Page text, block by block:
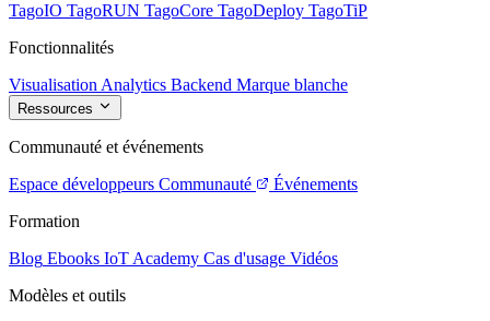
TagoIO TagoRUN TagoCore TagoDeploy TagoTiP
Fonctionnalités
Visualisation Analytics Backend Marque blanche
Ressources
Communauté et événements
Espace développeurs Communauté
Événements
Formation
Blog Ebooks IoT Academy Cas d'usage Vidéos
Modèles et outils